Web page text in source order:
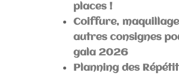
places !
Coiffure,
autres consignes
gala 2026
Planning des